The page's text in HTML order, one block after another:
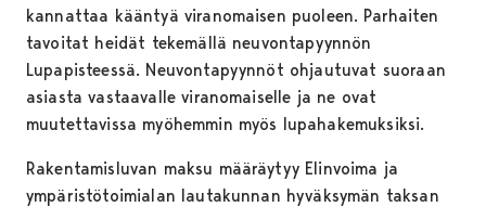
kannattaa kääntyä viranomaisen puoleen. Parhaiten
tavoitat heidät tekemällä neuvontapyynnön
Lupapisteessä. Neuvontapyynnöt ohjautuvat suoraan
asiasta vastaavalle viranomaiselle ja ne ovat
muutettavissa myöhemmin myös lupahakemuksiksi.
Rakentamisluvan maksu määräytyy Elinvoima ja
ympäristötoimialan lautakunnan hyväksymän taksan